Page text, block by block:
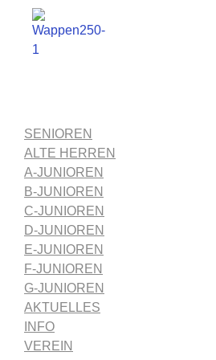
SENIOREN
ALTE HERREN
A-JUNIOREN
B-JUNIOREN
C-JUNIOREN
D-JUNIOREN
E-JUNIOREN
F-JUNIOREN
G-JUNIOREN
AKTUELLES
INFO
VEREIN